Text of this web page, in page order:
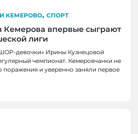
КЕМЕРОВО, СПОРТ
Кемерова впервые сыграют
лиги
девочки» Ирины Кузнецовой
чемпионат. Кемеровчанки не
поражения и уверенно заняли первое